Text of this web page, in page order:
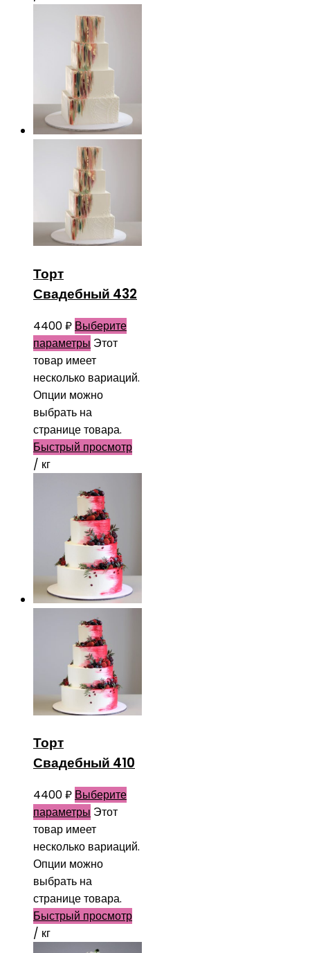
Торт
Свадебный 432
4400₽ Выберите
параметры Этот
товар имеет
несколько вариаций.
Опции можно
выбрать на
странице товара.
Быстрый просмотр
/ кг
Торт
Свадебный 410
4400₽ Выберите
параметры Этот
товар имеет
несколько вариаций.
Опции можно
выбрать на
странице товара.
Быстрый просмотр
/ кг